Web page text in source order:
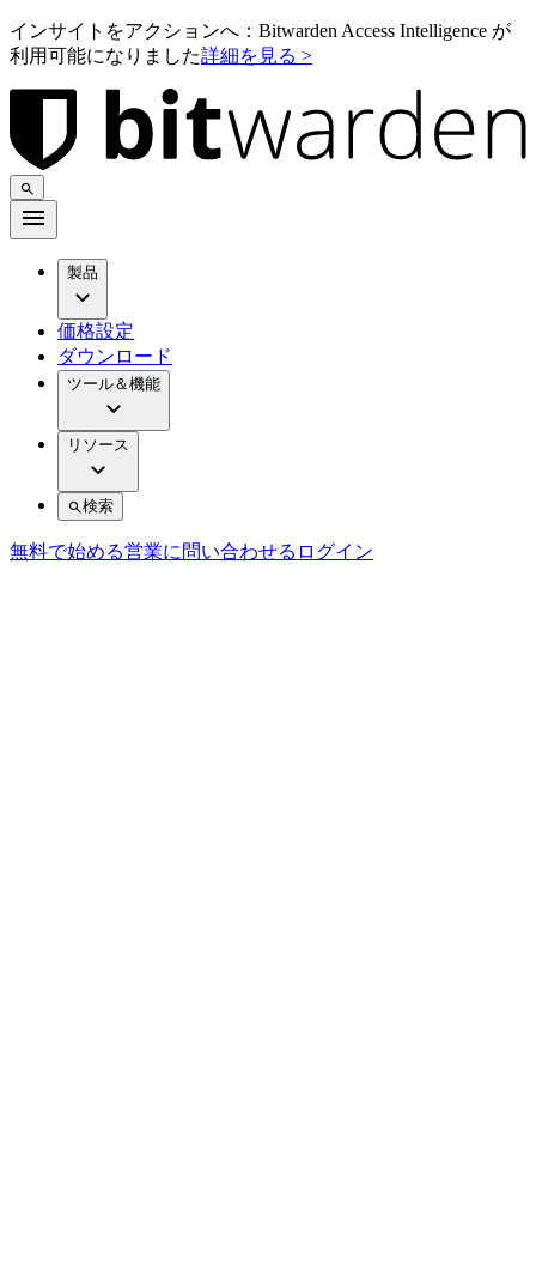
インサイトをアクションへ：Bitwarden Access Intelligence が
利用可能になりました詳細を見る >
製品
価格設定
ダウンロード
ツール＆機能
リソース
検索
無料で始める営業に問い合わせる ログイン